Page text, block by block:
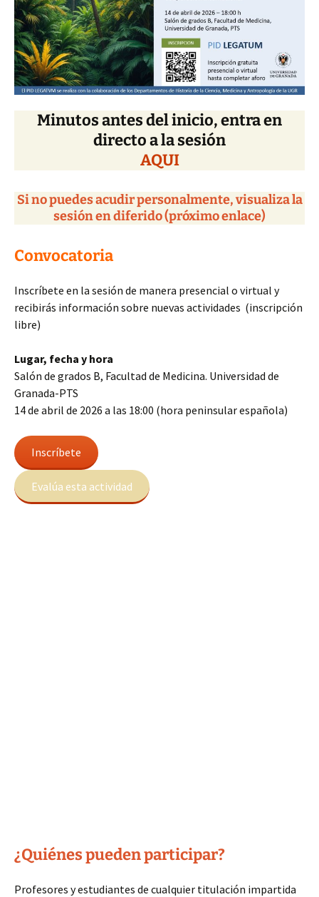
Minutos antes del inicio, entra en
directo a la sesión
AQUI
Si no puedes acudir personalmente, visualiza la
sesión en diferido (próximo enlace)
Convocatoria
Inscríbete en la sesión de manera presencial o virtual y
recibirás información sobre nuevas actividades (inscripción
libre)
Lugar, fecha y hora
Salón de grados B, Facultad de Medicina. Universidad de
Granada-PTS
14 de abril de 2026 a las 18:00 (hora peninsular española)
Inscríbete
Evalúa esta actividad
¿Quiénes pueden participar?
Profesores y estudiantes de cualquier titulación impartida